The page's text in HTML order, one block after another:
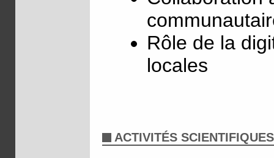
Rôle de la
locales
ACTIVITÉS SCIENTIFIQUES